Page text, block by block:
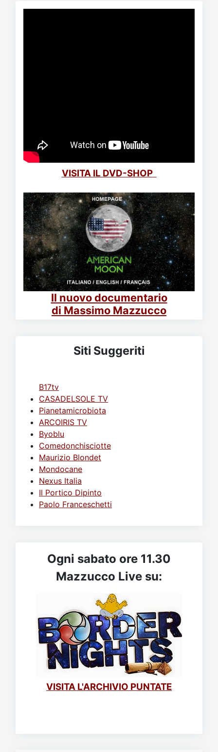
VISITA IL DVD-SHOP
Il nuovo documentario
di Massimo Mazzucco
Siti Suggeriti
B17tv
CASADELSOLE TV
Pianetamicrobiota
ARCOIRIS TV
Byoblu
Comedonchisciotte
Maurizio Blondet
Mondocane
Nexus Italia
Il Portico Dipinto
Paolo Franceschetti
Ogni sabato ore 11.30
Mazzucco Live su:
VISITA L'ARCHIVIO PUNTATE